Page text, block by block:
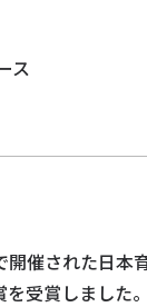
ス
催された日
受賞しました。